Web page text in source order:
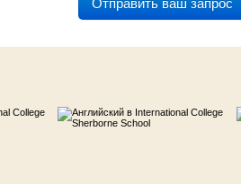
Отправить ваш запрос